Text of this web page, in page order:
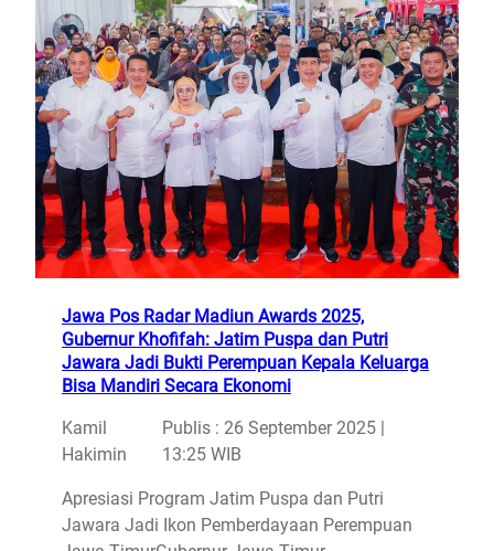
Jawa Pos Radar Madiun Awards 2025,
Gubernur Khofifah: Jatim Puspa dan Putri
Jawara Jadi Bukti Perempuan Kepala Keluarga
Bisa Mandiri Secara Ekonomi
Kamil
Hakimin
Publis : 26 September 2025 |
13:25 WIB
Apresiasi Program Jatim Puspa dan Putri
Jawara Jadi Ikon Pemberdayaan Perempuan